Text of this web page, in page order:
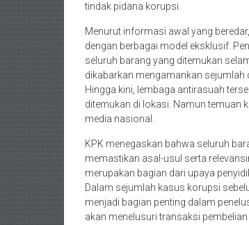
tindak pidana korupsi.
Menurut informasi awal yang
dengan berbagai model eksklusif.
seluruh barang yang ditemukan
dikabarkan mengamankan sejumlah
Hingga kini, lembaga antirasuah
ditemukan di lokasi. Namun temuan
media nasional.
KPK menegaskan bahwa seluruh
memastikan asal-usul serta
merupakan bagian dari upaya
Dalam sejumlah kasus korupsi
menjadi bagian penting dalam
akan menelusuri transaksi